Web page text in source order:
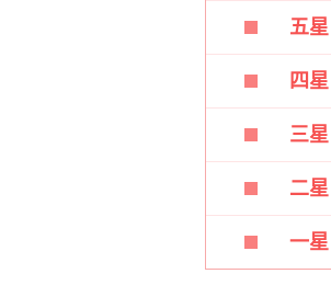
五星
四星
三星
二星
一星